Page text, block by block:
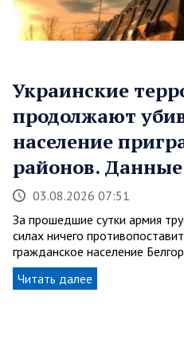
Украинские
продолжают
население
районов. Данные
03.08.2026 07:51
За прошедшие сутки армия
силах ничего
гражданское население
Читать далее